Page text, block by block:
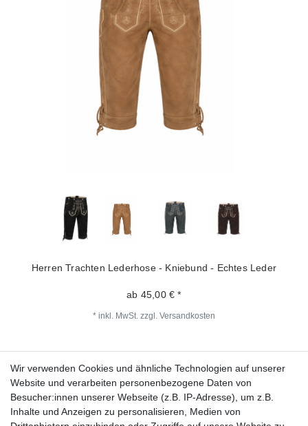
Herren Trachten Lederhose - Kniebund - Echtes Leder
ab 45,00 € *
* inkl. MwSt. zzgl. Versandkosten
Fragen zur Bestellung?
Zahlungsarten
Wir verwenden Cookies und ähnliche Technologien auf unserer
Website und verarbeiten personenbezogene Daten von
Besucher:innen unserer Webseite (z.B. IP-Adresse), um z.B.
Inhalte und Anzeigen zu personalisieren, Medien von